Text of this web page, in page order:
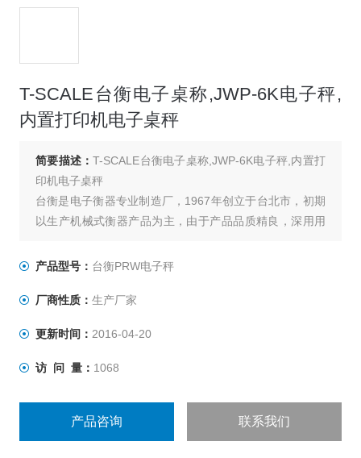
T-SCALE台衡电子桌称,JWP-6K电子秤,
内置打印机电子桌秤
简要描述：T-SCALE台衡电子桌称,JWP-6K电子秤,内置打
印机电子桌秤
台衡是电子衡器专业制造厂，1967年创立于台北市，初期
以生产机械式衡器产品为主，由于产品品质精良，深用用
*"的信念，不断推出一系列高品质产品，提高生产效益，同
创造无限的价值与优势，是您值得信赖的事业伙伴。
产品型号： 台衡PRW电子秤
厂商性质： 生产厂家
更新时间： 2016-04-20
访 问 量： 1068
产品咨询 联系我们